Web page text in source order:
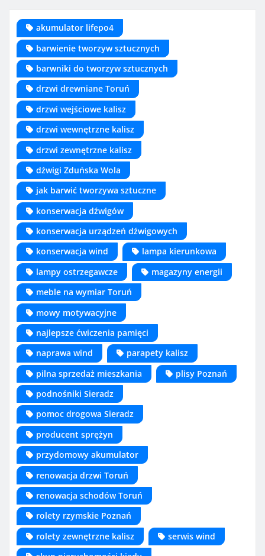
akumulator lifepo4
barwienie tworzyw sztucznych
barwniki do tworzyw sztucznych
drzwi drewniane Toruń
drzwi wejściowe kalisz
drzwi wewnętrzne kalisz
drzwi zewnętrzne kalisz
dźwigi Zduńska Wola
jak barwić tworzywa sztuczne
konserwacja dźwigów
konserwacja urządzeń dźwigowych
konserwacja wind
lampa kierunkowa
lampy ostrzegawcze
magazyny energii
meble na wymiar Toruń
mowy motywacyjne
najlepsze ćwiczenia pamięci
naprawa wind
parapety kalisz
pilna sprzedaż mieszkania
plisy Poznań
podnośniki Sieradz
pomoc drogowa Sieradz
producent sprężyn
przydomowy akumulator
renowacja drzwi Toruń
renowacja schodów Toruń
rolety rzymskie Poznań
rolety zewnętrzne kalisz
serwis wind